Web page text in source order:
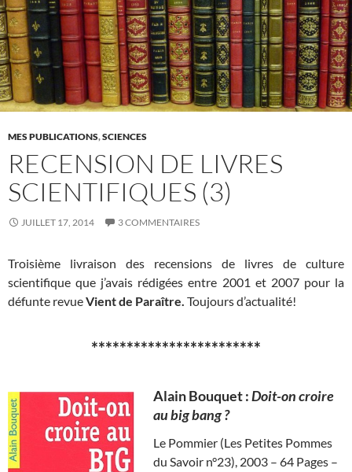
MES PUBLICATIONS,SCIENCES
RECENSION DE LIVRES
SCIENTIFIQUES (3)
JUILLET 17, 2014 3 COMMENTAIRES
Troisième livraison des recensions de livres de culture
scientifique que j’avais rédigées entre 2001 et 2007 pour la
défunte revueVient de Paraître. Toujours d’actualité!
************************
Alain Bouquet :Doit-on croire
au big bang ?
Le Pommier (Les Petites Pommes
du Savoir n°23), 2003 – 64 Pages –